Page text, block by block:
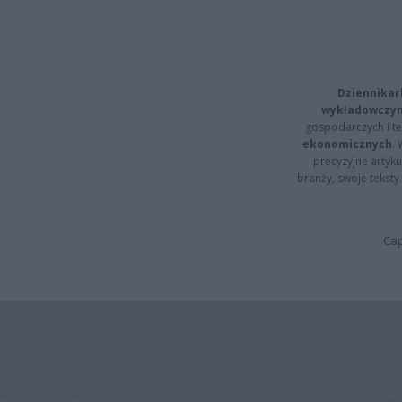
gospodarczych i
ekonomicznych.
precyzyjne
branży, swoje